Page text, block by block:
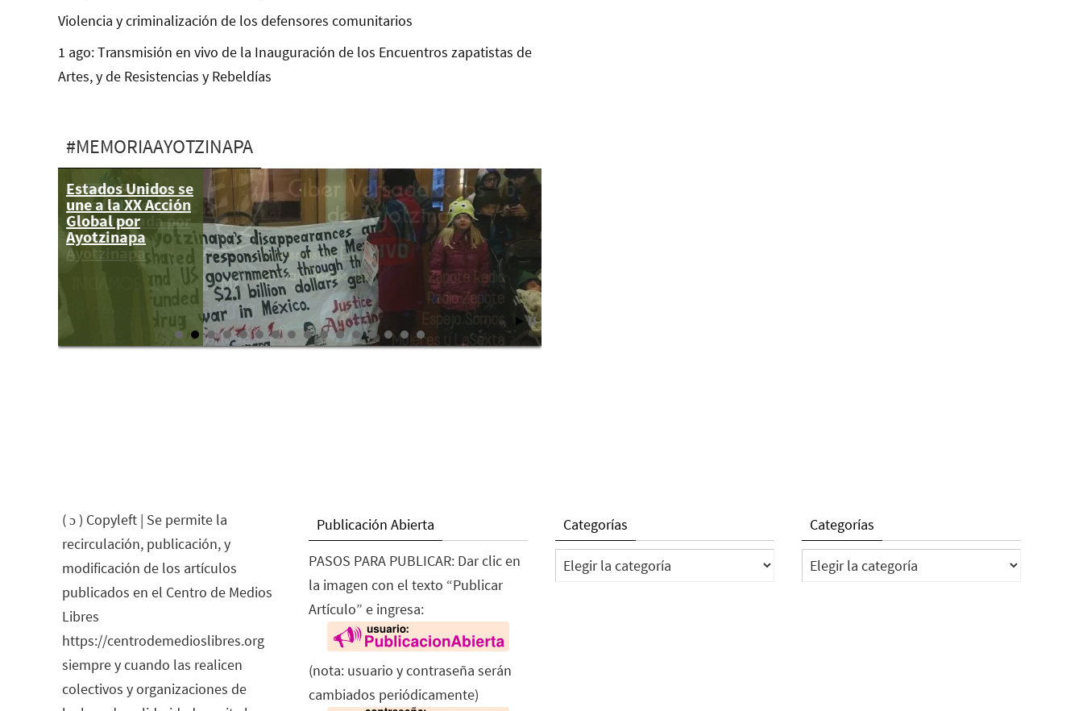
Violencia y criminalización de los defensores comunitarios
1 ago: Transmisión en vivo de la Inauguración de los Encuentros zapatistas de
Artes, y de Resistencias y Rebeldías
#MEMORIAAYOTZINAPA
Estados Unidos se
une a la XX Acción
Global por
Ayotzinapa
26 sep: Poetón
para la Libertad.
Ciber versada por
los 46 de
Ayotzinapa
( ɔ ) Copyleft | Se permite la
recirculación, publicación, y
modificación de los artículos
publicados en el Centro de Medios
Libres
https://centrodemedioslibres.org
siempre y cuando las realicen
colectivos y organizaciones de
Publicación Abierta
PASOS PARA PUBLICAR: Dar clic en
la imagen con el texto “Publicar
Artículo” e ingresa:
(nota: usuario y contraseña serán
cambiados periódicamente)
Categorías
Categorías
Categorías
Categorías